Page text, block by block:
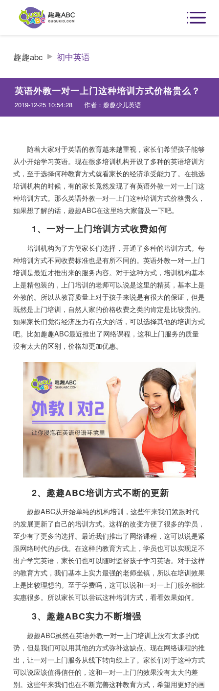
趣趣abc 初中英语
英语外教一对一上门这种培训方式价格贵么？
2019-12-25 10:54:28 作者：趣趣少儿英语
随着大家对于英语的教育越来越重视，家长们希望孩子能够
从小开始学习英语。现在很多培训机构开设了多种的英语培训方
式，至于选择何种教育方式就看家长的经济承受能力了。在挑选
培训机构的时候，有的家长竟然发现了有英语外教一对一上门这
种培训方式。那么英语外教一对一上门这种培训方式价格贵么，
如果想了解的话，趣趣ABC在这里给大家普及一下吧。
1、一对一上门培训方式收费如何
培训机构为了方便家长们选择，开通了多种的培训方式。每
种培训方式不同收费标准也是有所不同的。英语外教一对一上门
培训是最近才推出来的服务内容。对于这种方式，培训机构基本
上是精包装的，上门培训的老师可以说是这里的精英，基本上是
外教的。所以从教育质量上对于孩子来说是有很大的保证，但是
既然是上门培训，自然人家的价格收费之类的肯定是比较贵的。
如果家长们觉得经济压力有点大的话，可以选择其他的培训方式
吧。比如趣趣ABC最近推出了网络课程，这和上门服务的质量
没有太大的区别，价格却更加优惠。
2、趣趣ABC培训方式不断的更新
趣趣ABC从开始单纯的机构培训，这些年来我们紧跟时代
的发展更新了自己的培训方式。这样的改变方便了很多的学员，
至少有了更多的选择。最近我们推出了网络课程，这可以说是紧
跟网络时代的步伐。在这样的教育方式上，学员也可以实现足不
出户学完英语，家长们也可以随时监督孩子学习英语。对于这样
的教育方式，我们基本上实力最强的老师坐镇，所以在培训效果
上是比较理想的。至于学费吗，这可以说和一对一上门服务相比
实惠很多。所以家长可以尝试这种培训方式，看看效果如何。
3、趣趣ABC实力不断增强
趣趣ABC虽然在英语外教一对一上门培训上没有太多的优
势，但是我们可以用其他的方式弥补这缺点。现在网络课程的推
出，让一对一上门服务从线下转向线上了。家长们对于这种方式
可以说应该值得信任的，这和一对一上门的效果没有太大的差
别。这些年来我们也在不断完善这种教育方式，希望用更好的画